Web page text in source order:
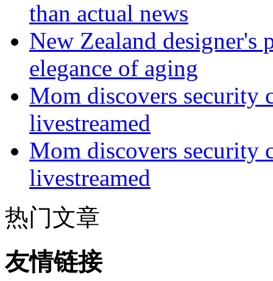
than actual news
New Zealand designer's
elegance of aging
Mom discovers security
livestreamed
Mom discovers security
livestreamed
热门文章
友情链接